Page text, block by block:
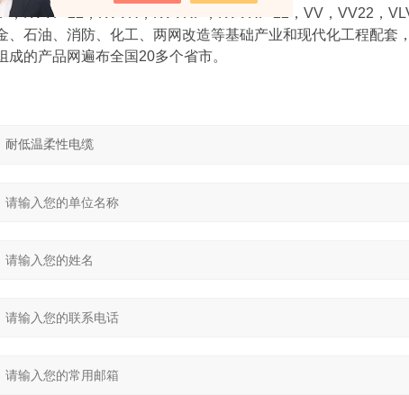
，KVVP-22，KVVR，KVVRP，KVVRP-22，VV，VV22，
、石油、消防、化工、两网改造等基础产业和现代化工程配套
成的产品网遍布全国20多个省市。